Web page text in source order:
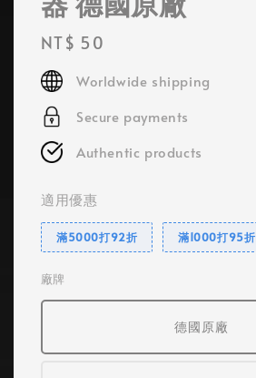
Regular
price
NT$ 50
Worldwide shipping
Secure payments
Authentic products
適用優惠
滿5000打92折 滿1000打95折
廠牌
德國原廠